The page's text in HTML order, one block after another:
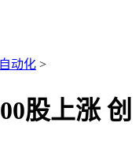
动化 >
股上涨 创